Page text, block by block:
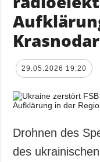
Krasnodar
29.05.2026 19:20
Drohnen des
des